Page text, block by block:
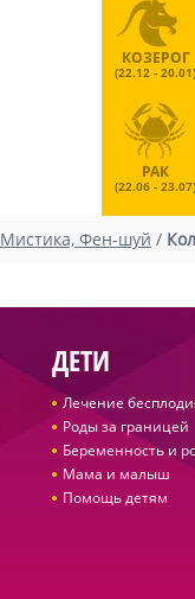
КОЗЕРОГ
(22.12 - 20.01)
РАК
(22.06 - 23.07)
Мистика, Фен-шуй /
ДЕТИ
Лечение
Роды за границей
Беременность и
Мама и малыш
Помощь детям